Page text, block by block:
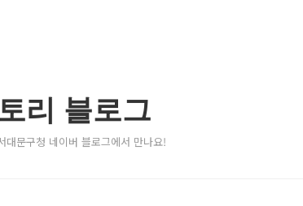
리 블로그
문구청 네이버 블로그에서 만나요!